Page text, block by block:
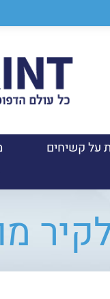
על קשיחים
מואר 200/